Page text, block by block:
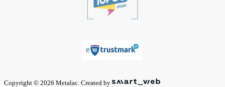
Copyright © 2026 Metalac. Created by